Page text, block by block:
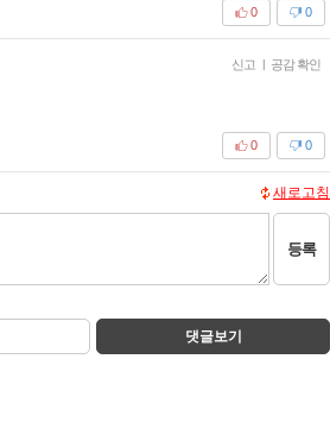
0
0
신고 | 공감 확인
0
0
새로고침
등록
댓글보기